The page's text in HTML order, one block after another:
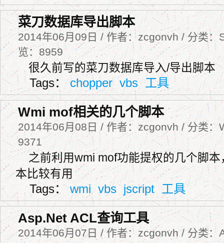
菜刀数据库导出脚本
2014年06月09日 / 作者：zcgonvh / 分类：
览：8959
很久前写的菜刀数据库导入/导出脚本
Tags：chopper vbs 工具
Wmi mof相关的几个脚本
2014年06月08日 / 作者：zcgonvh / 分类：
9371
之前利用wmi mof功能提权的几个脚
本比较有用
Tags：wmi vbs jscript 工具
Asp.Net ACL查询工具
2014年06月07日 / 作者：zcgonvh / 分类：